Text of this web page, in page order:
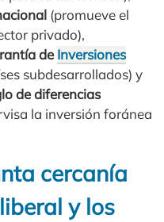
(promueve el
privado),
deInversiones
subdesarrollados) y
de diferencias
la inversión foránea
cercanía
y los